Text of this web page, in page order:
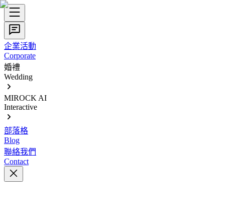
企業活動
Corporate
婚禮
Wedding
MIROCK AI
Interactive
部落格
Blog
聯絡我們
Contact